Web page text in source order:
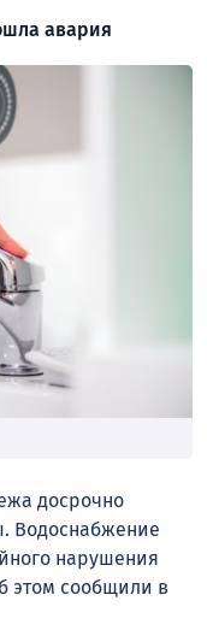
авария
досрочно
Водоснабжение
нарушения
этом сообщили в